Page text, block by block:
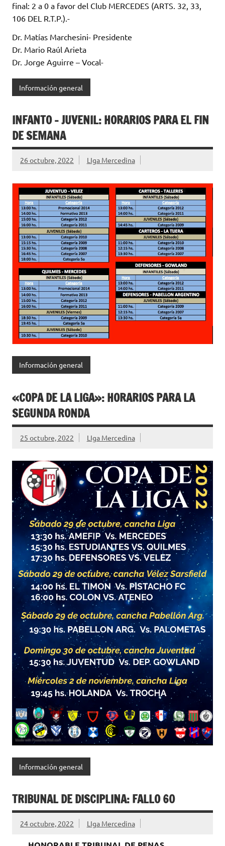
final: 2 a 0 a favor del Club MERCEDES (ARTS. 32, 33,
106 DEL R.T.P.).-
Dr. Matías Marchesini- Presidente
Dr. Mario Raúl Arieta
Dr. Jorge Aguirre – Vocal-
Información general
INFANTO – JUVENIL: HORARIOS PARA EL FIN
DE SEMANA
26 octubre, 2022 LIga Mercedina
Información general
«COPA DE LA LIGA»: HORARIOS PARA LA
SEGUNDA RONDA
25 octubre, 2022 LIga Mercedina
Información general
TRIBUNAL DE DISCIPLINA: FALLO 60
24 octubre, 2022 LIga Mercedina